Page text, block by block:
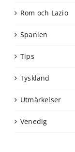
Rom och Lazio
Spanien
Tips
Tyskland
Utmärkelser
Venedig